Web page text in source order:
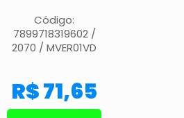
Código:
7899718319602 /
2070 / MVER01VD
R$71,65